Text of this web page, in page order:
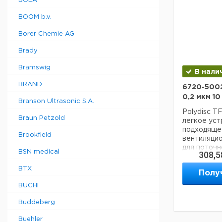
BOOM b.v.
Borer Chemie AG
Brady
Bramswig
BRAND
Branson Ultrasonic S.A.
Braun Petzold
Brookfield
BSN medical
BTX
BUCHI
Buddeberg
Buehler
чистота
надежные
Данные
данные
Страна
Ширина
Высота
Глубина
Темп.
Темп.
В
6720-
0,2 мкм
Polydisc
легкое
для
мембрана.
кипения
на месте